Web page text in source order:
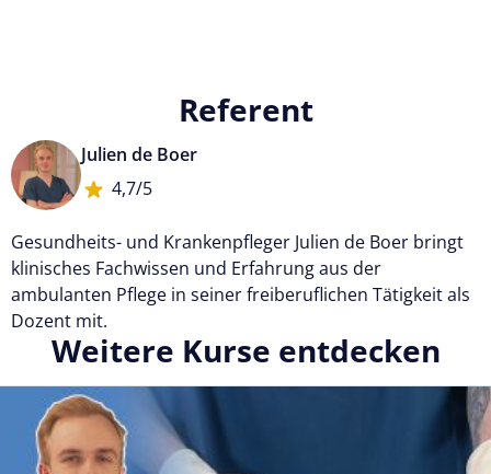
Referent
Julien de Boer
4,7/5
Gesundheits- und Krankenpfleger Julien de Boer bringt
klinisches Fachwissen und Erfahrung aus der
ambulanten Pflege in seiner freiberuflichen Tätigkeit als
Dozent mit.
Weitere Kurse entdecken